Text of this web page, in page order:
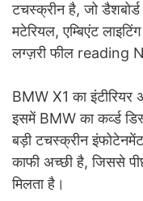
टचस्क्रीन है, जो
मटेरियल, एम्बिएंट
लग्ज़री फील reading
BMW X1 का इंटीरियर
इसमें BMW का कर्व्ड
बड़ी टचस्क्रीन
काफी अच्छी है, जिससे
मिलता है।